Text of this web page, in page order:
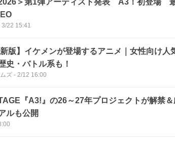
＞第1弾アーティスト発表 A3！初登場
3/22 15:41
新版】イケメンが登場するアニメ｜女性向け人
史・バトル系も！
ズ - 2/12 16:00
『A3!』の26～27年プロジェクトが解禁
ルも公開